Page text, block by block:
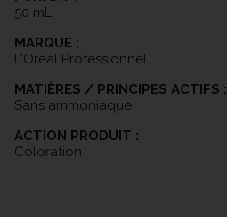
50 mL
MARQUE :
L'Oréal Professionnel
MATIÈRES / PRINCIPES ACTIFS :
Sans ammoniaque
ACTION PRODUIT :
Coloration